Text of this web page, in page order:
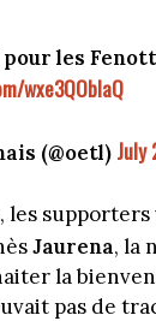
les
wxe3QOblaQ
(@oetl) July
les
Jaurena, la
la
pas de